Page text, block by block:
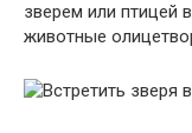
зверем или птицей
животные